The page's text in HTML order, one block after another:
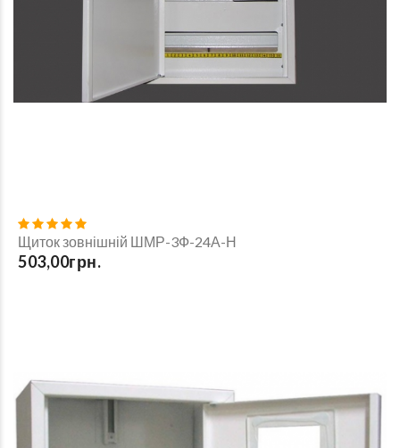
Щиток зовнішній ШМР-3Ф-24А-Н
503,00грн.